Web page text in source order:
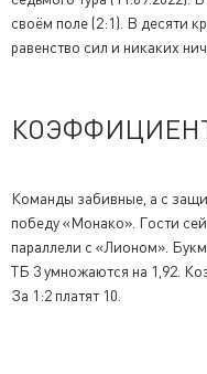
своём поле (2:1). В десяти
равенство сил и никаких
Команды забивные, а с
победу «Монако». Гости
параллели с «Лионом».
ТБ 3 умножаются на 1,92.
За 1:2 платят 10.